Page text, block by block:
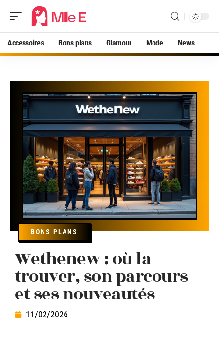
Accessoires Bons plans Glamour Mode News
BONS PLANS
Wethenew : où la
trouver, son parcours
et ses nouveautés
11/02/2026